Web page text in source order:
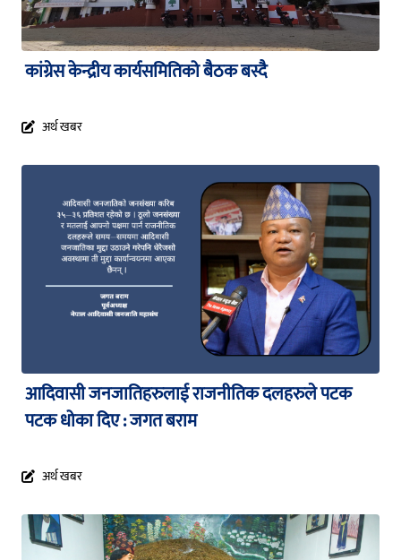
कांग्रेस केन्द्रीय कार्यसमितिको बैठक बस्दै
अर्थ खबर
आदिवासी जनजातिहरुलाई राजनीतिक दलहरुले पटक
पटक धोका दिए : जगत बराम
अर्थ खबर